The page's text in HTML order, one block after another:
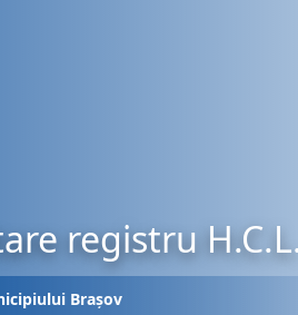
registru
Brașov